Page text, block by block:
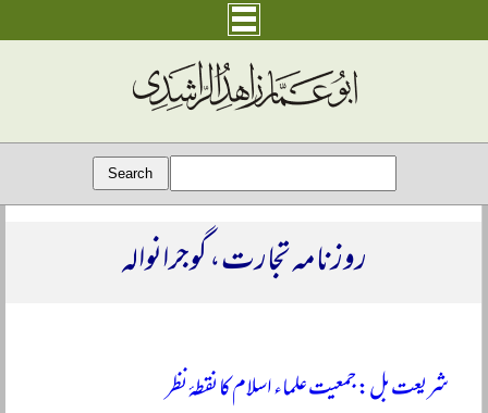
روزنامہ تجارت، گوجرانوالہ
شریعت بل: جمعیت علماء اسلام کا نقطۂ نظر